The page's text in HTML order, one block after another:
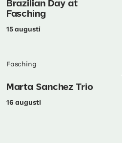
Brazilian Day at
Fasching
15 augusti
Fasching
Marta Sanchez Trio
16 augusti